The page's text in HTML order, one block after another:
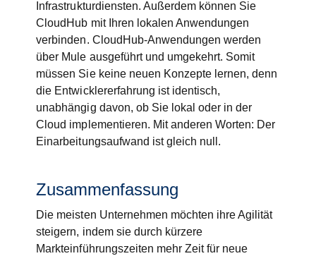
Infrastrukturdiensten. Außerdem können Sie
CloudHub mit Ihren lokalen Anwendungen
verbinden. CloudHub-Anwendungen werden
über Mule ausgeführt und umgekehrt. Somit
müssen Sie keine neuen Konzepte lernen, denn
die Entwicklererfahrung ist identisch,
unabhängig davon, ob Sie lokal oder in der
Cloud implementieren. Mit anderen Worten: Der
Einarbeitungsaufwand ist gleich null.
Zusammenfassung
Die meisten Unternehmen möchten ihre Agilität
steigern, indem sie durch kürzere
Markteinführungszeiten mehr Zeit für neue